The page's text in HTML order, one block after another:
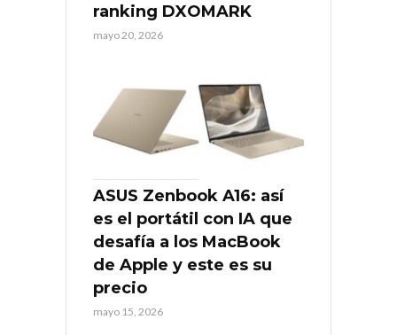
ranking DXOMARK
mayo 20, 2026
ASUS Zenbook A16: así
es el portátil con IA que
desafía a los MacBook
de Apple y este es su
precio
mayo 15, 2026